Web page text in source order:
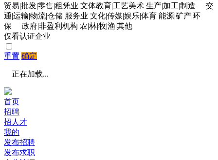
贸易|批发|零售|租凭业 文体教育|工艺美术 生产|加工|制造
交
通|运输|物流|仓储 服务业 文化|传媒|娱乐|体育 能源|矿产|环
保
政府|非盈利机构 农|林|牧|渔|其他
仅看认证企业
重置 确定
正在加载...
首页
招聘
招人才
我的
发布招聘
发布求职